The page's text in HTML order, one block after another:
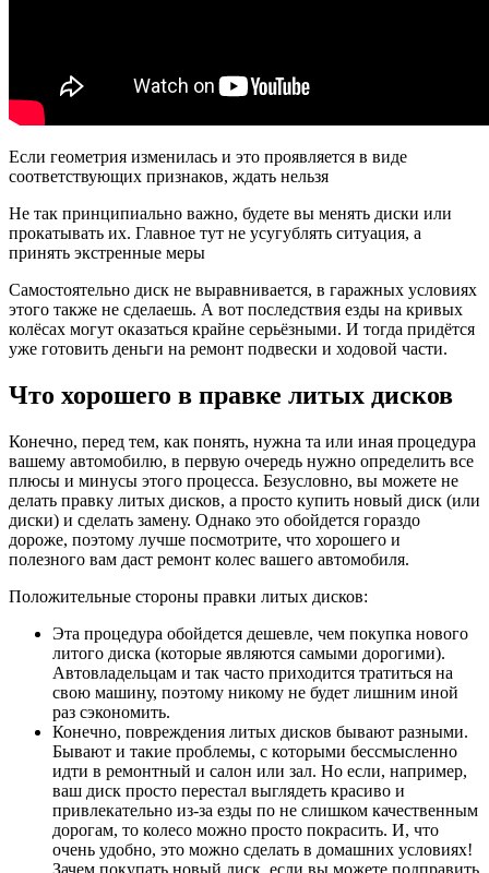
Если геометрия изменилась и это проявляется в виде
соответствующих признаков, ждать нельзя
Не так принципиально важно, будете вы менять диски или
прокатывать их. Главное тут не усугублять ситуация, а
принять экстренные меры
Самостоятельно диск не выравнивается, в гаражных условиях
этого также не сделаешь. А вот последствия езды на кривых
колёсах могут оказаться крайне серьёзными. И тогда придётся
уже готовить деньги на ремонт подвески и ходовой части.
Что хорошего в правке литых дисков
Конечно, перед тем, как понять, нужна та или иная процедура
вашему автомобилю, в первую очередь нужно определить все
плюсы и минусы этого процесса. Безусловно, вы можете не
делать правку литых дисков, а просто купить новый диск (или
диски) и сделать замену. Однако это обойдется гораздо
дороже, поэтому лучше посмотрите, что хорошего и
полезного вам даст ремонт колес вашего автомобиля.
Положительные стороны правки литых дисков:
Эта процедура обойдется дешевле, чем покупка нового
литого диска (которые являются самыми дорогими).
Автовладельцам и так часто приходится тратиться на
свою машину, поэтому никому не будет лишним иной
раз сэкономить.
Конечно, повреждения литых дисков бывают разными.
Бывают и такие проблемы, с которыми бессмысленно
идти в ремонтный и салон или зал. Но если, например,
ваш диск просто перестал выглядеть красиво и
привлекательно из-за езды по не слишком качественным
дорогам, то колесо можно просто покрасить. И, что
очень удобно, это можно сделать в домашних условиях!
Зачем покупать новый диск, если вы можете подправить